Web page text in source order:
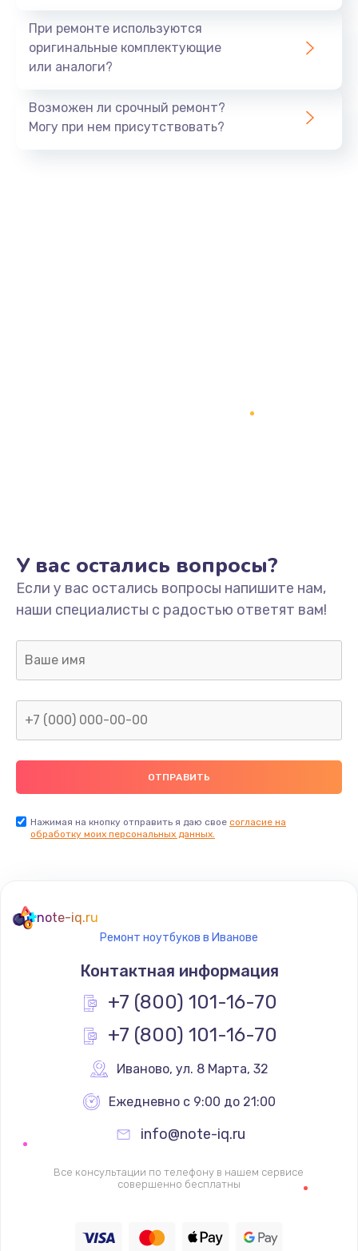
При ремонте используются
оригинальные комплектующие
или аналоги?
Возможен ли срочный ремонт?
Могу при нем присутствовать?
У вас остались вопросы?
Если у вас остались вопросы напишите нам,
наши специалисты с радостью ответят вам!
Нажимая на кнопку отправить я даю свое согласие на
обработку моих персональных данных.
note-iq.ru
Ремонт ноутбуков в Иванове
Контактная информация
+7 (800) 101-16-70
+7 (800) 101-16-70
Иваново, ул. 8 Марта, 32
Ежедневно с 9:00 до 21:00
info@note-iq.ru
Все консультации по телефону в нашем сервисе
совершенно бесплатны